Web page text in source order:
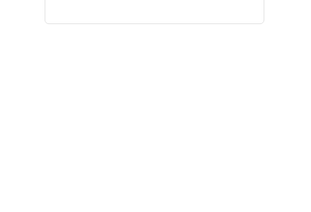
CuSP : Communauté du Succès